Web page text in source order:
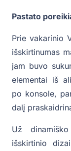
Pastato
Prie vakarinio
išskirtinumas
jam buvo
elementai iš
po konsole,
dalį
Už
išskirtinio